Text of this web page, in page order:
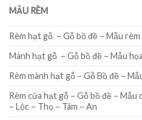
MẪU RÈM
Rèm hạt gỗ – Gỗ bồ đề – Mẫu
Mành hạt gỗ – Gỗ bồ đề – Mẫu
Rèm mành hạt gỗ – Gỗ Bồ đề –
Rèm cửa hạt gỗ – Gỗ bồ đề – Mẫu
– Lộc – Thọ – Tâm – An